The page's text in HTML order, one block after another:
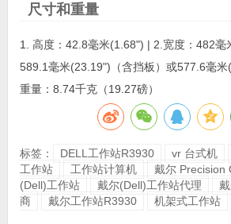
尺寸和重量
1. 高度：42.8毫米(1.68") | 2.宽度：482毫
589.1毫米(23.19")（含挡板）或577.6毫米
重量：8.74千克（19.27磅）
标签： DELL工作站R3930 vr 台式机
工作站
工作站计算机 戴尔 Precision
(Dell)工作站
戴尔(Dell)工作站代理
商
戴尔工作站R3930 机架式工作站